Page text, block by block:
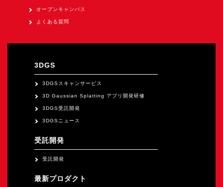
《求人》
オンライン
オープンキャンパス
よくある質問
3DGS
3DGSスキャンサービス
3D Gaussian Splatting アプリ開発研修
3DGS受託開発
3DGSニュース
受託開発
受託開発
最新プロダクト